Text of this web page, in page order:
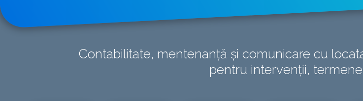
Contabilitate, mentenanță și comunicare cu
pentru intervenții,